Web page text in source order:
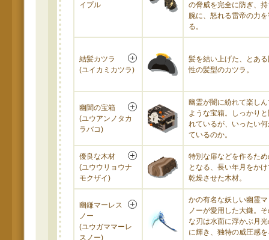
イプル
の脅威を完全に防ぎ、
腕に、怒れる雷帝の力
る。
結髪カツラ
(ユイカミカツラ)
髪を結い上げた、とあ
性の髪型のカツラ。
幽闇の宝箱
(ユウアンノタカ
ラバコ)
幽霊が闇に紛れて楽し
ような宝箱。しっかり
れているが、いったい
ているのか。
優良な木材
(ユウウリョウナ
モクザイ)
特別な扉などを作るた
となる、長い年月をか
乾燥させた木材。
幽鎌マーレス
ノー
(ユウガママーレ
スノー)
かの有名な妖しい幽霊
ノーが愛用した大鎌。
な刃は水面に浮かぶ月
に輝き、独特の威圧感